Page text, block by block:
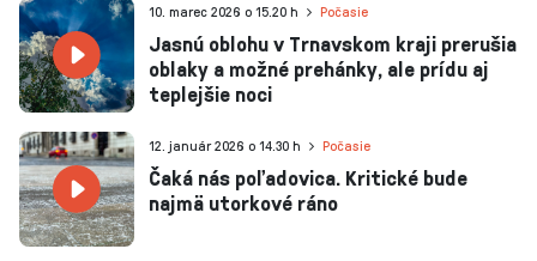
Jasnú oblohu v Trnavskom kraji prerušia
oblaky a možné prehánky, ale prídu aj
teplejšie noci
10. marec 2026 o 15.20 h Počasie
Čaká nás poľadovica. Kritické bude
najmä utorkové ráno
12. január 2026 o 14.30 h Počasie